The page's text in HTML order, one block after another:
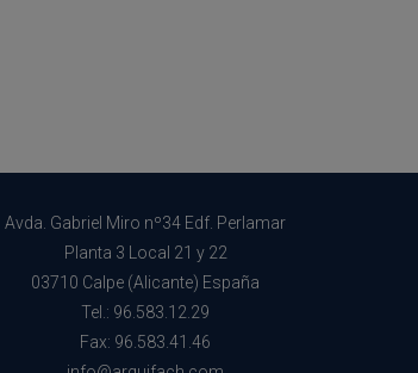
Avda. Gabriel Miro nº34 Edf. Perlamar
Planta 3 Local 21 y 22
03710 Calpe (Alicante) España
Tel.: 96.583.12.29
Fax: 96.583.41.46